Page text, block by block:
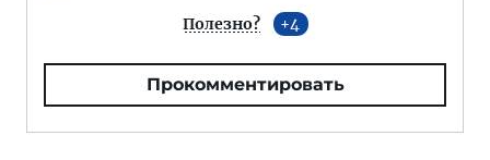
Полезно? 4
Прокомментировать